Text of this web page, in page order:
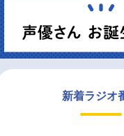
新着ラジオ